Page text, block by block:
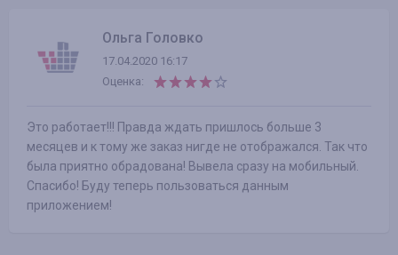
Ольга Головко
17.04.2020 16:17
Оценка:
Это работает!!! Правда ждать пришлось больше 3
месяцев и к тому же заказ нигде не отображался. Так что
была приятно обрадована! Вывела сразу на мобильный.
Спасибо! Буду теперь пользоваться данным
приложением!